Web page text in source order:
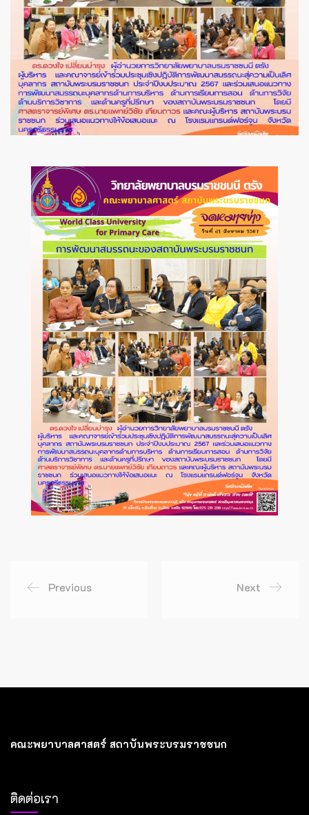
Previous Next
คณะพยาบาลศาสตร์ สถาบันพระบรมราชชนก
ติดต่อเรา